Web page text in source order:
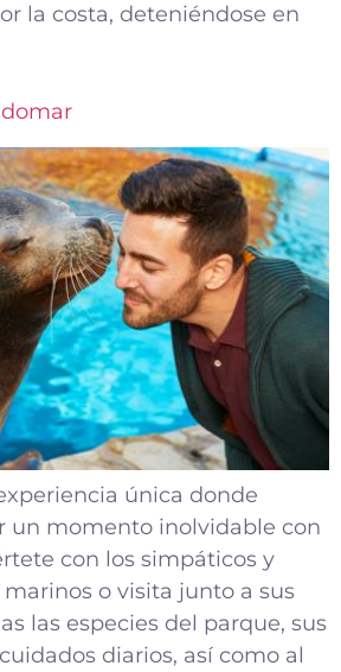
la costa, deteniéndose en
única donde
un momento inolvidable con
con los simpáticos y
o visita junto a sus
las especies del parque, sus
diarios, así como al